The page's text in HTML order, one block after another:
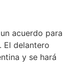
acuerdo para
El delantero
y se hará